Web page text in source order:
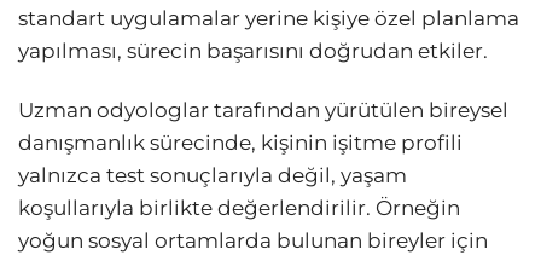
standart uygulamalar yerine kişiye özel planlama
yapılması, sürecin başarısını doğrudan etkiler.
Uzman odyologlar tarafından yürütülen bireysel
danışmanlık sürecinde, kişinin işitme profili
yalnızca test sonuçlarıyla değil, yaşam
koşullarıyla birlikte değerlendirilir. Örneğin
yoğun sosyal ortamlarda bulunan bireyler için